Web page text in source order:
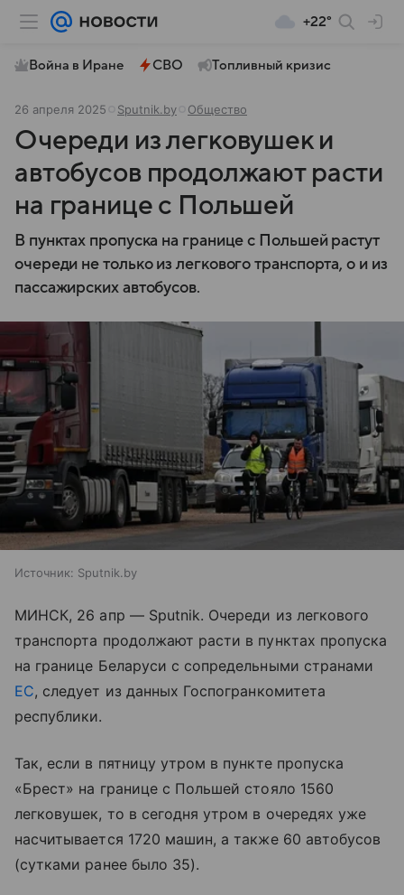
+22°
Война в Иране СВО Топливный кризис
26 апреля 2025 Sputnik.by Общество
Очереди из легковушек и
автобусов продолжают расти
на границе с Польшей
В пунктах пропуска на границе с Польшей растут
очереди не только из легкового транспорта, о и из
пассажирских автобусов.
Источник: Sputnik.by
МИНСК, 26 апр — Sputnik. Очереди из легкового
транспорта продолжают расти в пунктах пропуска
на границе Беларуси с сопредельными странами
ЕС, следует из данных Госпогранкомитета
республики.
Так, если в пятницу утром в пункте пропуска
«Брест» на границе с Польшей стояло 1560
легковушек, то в сегодня утром в очередях уже
насчитывается 1720 машин, а также 60 автобусов
(сутками ранее было 35).